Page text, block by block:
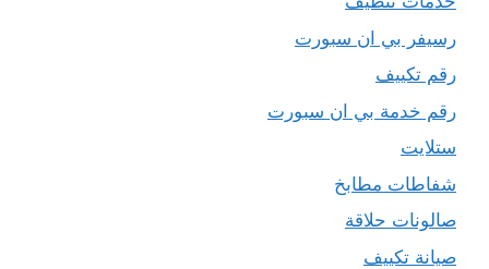
رسيفر بي ان سبورت
رقم تكييف
رقم خدمة بي ان سبورت
ستلايت
شفاطات مطابخ
صالونات حلاقة
صيانة تكييف